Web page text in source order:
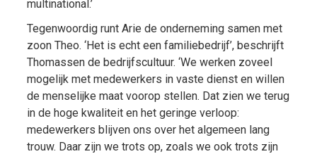
multinational.’
Tegenwoordig runt Arie de onderneming samen met
zoon Theo. ‘Het is echt een familiebedrijf’, beschrijft
Thomassen de bedrijfscultuur. ‘We werken zoveel
mogelijk met medewerkers in vaste dienst en willen
de menselijke maat voorop stellen. Dat zien we terug
in de hoge kwaliteit en het geringe verloop:
medewerkers blijven ons over het algemeen lang
trouw. Daar zijn we trots op, zoals we ook trots zijn